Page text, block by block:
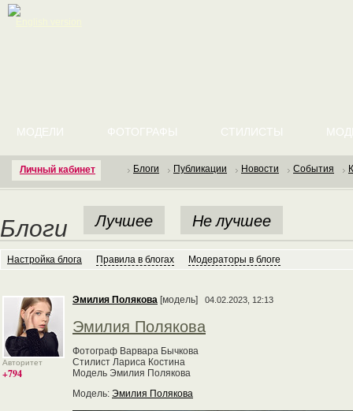
Личный кабинет
МОДЕЛИ ФОТОГРАФЫ СТИЛИСТЫ
Блоги Публикации Новости События
Блоги Лучшее Не лучшее
Настройка блога Правила в блогах Модераторы в блоге
Авторитет
+794
Эмилия Полякова [модель] 04.02.2023, 12:13
Эмилия Полякова
Фотограф Варвара Бычкова
Стилист Лариса Костина
Модель Эмилия Полякова
Модель: Эмилия Полякова